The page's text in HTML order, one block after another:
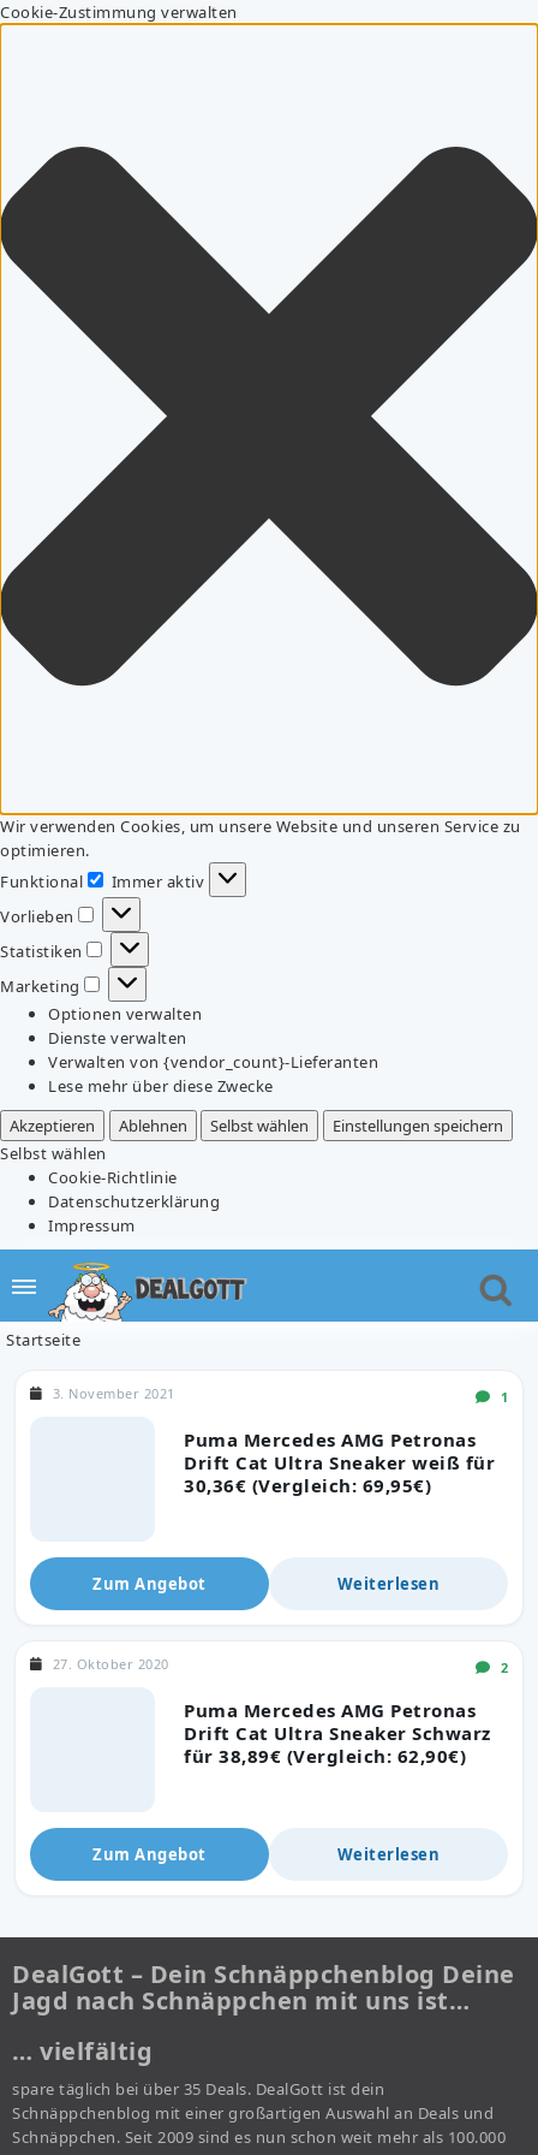
Cookie-Zustimmung verwalten
Wir verwenden Cookies, um unsere Website und unseren Service zu
optimieren.
Funktional
Funktional
Immer aktiv
Vorlieben
Vorlieben
Statistiken
Statistiken
Marketing
Marketing
Optionen verwalten
Dienste verwalten
Verwalten von {vendor_count}-Lieferanten
Lese mehr über diese Zwecke
Akzeptieren
Ablehnen Selbst wählen
Einstellungen speichern
Selbst wählen
Cookie-Richtlinie
Datenschutzerklärung
Impressum
Startseite
Puma Mercedes AMG Petronas
Drift Cat Ultra Sneaker weiß für
30,36€ (Vergleich: 69,95€)
3. November 2021 1
Zum Angebot Weiterlesen
Puma Mercedes AMG Petronas
Drift Cat Ultra Sneaker Schwarz
für 38,89€ (Vergleich: 62,90€)
27. Oktober 2020 2
Zum Angebot Weiterlesen
DealGott – Dein Schnäppchenblog Deine
Jagd nach Schnäppchen mit uns ist…
… vielfältig
spare täglich bei über 35 Deals. DealGott ist dein
Schnäppchenblog mit einer großartigen Auswahl an Deals und
Schnäppchen. Seit 2009 sind es nun schon weit mehr als 100.000